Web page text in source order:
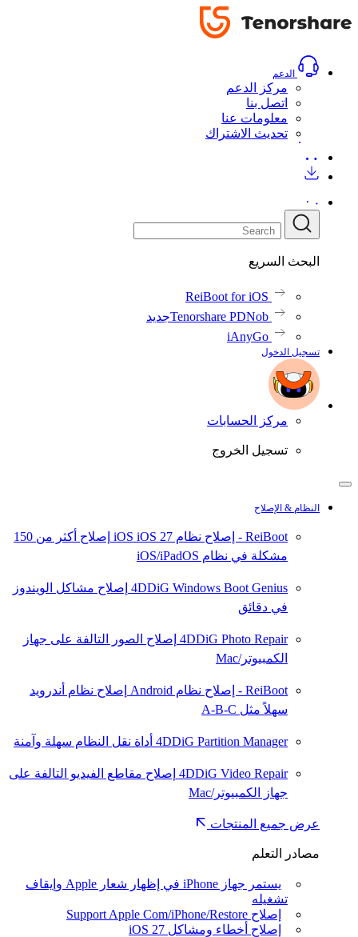
الدعم
مركز الدعم
اتصل بنا
معلومات عنا
تحديث الاشتراك
البحث السريع
ReiBoot for iOS
Tenorshare PDNobجديد
iAnyGo
تسجيل الدخول
مركز الحسابات
تسجيل الخروج
النظام & الإصلاح
ReiBoot - إصلاح نظام iOS iOS 27
إصلاح أكثر من 150
مشكلة في نظام iOS/iPadOS
4DDiG Windows Boot Genius إصلاح مشاكل الويندوز
في دقائق
4DDiG Photo Repair إصلاح الصور التالفة على جهاز
الكمبيوتر/Mac
ReiBoot - إصلاح نظام Android
إصلاح نظام أندرويد
سهلاً مثل A-B-C
4DDiG Partition Manager أداة نقل النظام سهلة وآمنة
4DDiG Video Repair إصلاح مقاطع الفيديو التالفة على
جهاز الكمبيوتر/Mac
عرض جميع المنتجات
مصادر التعلم
يستمر جهاز iPhone في إظهار شعار Apple وإيقاف
تشغيله
إصلاح Support Apple Com/iPhone/Restore
إصلاح أخطاء ومشاكل iOS 27